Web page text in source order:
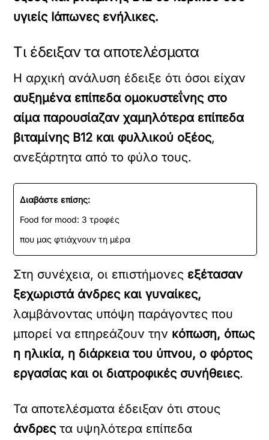
υγιείς Ιάπωνες ενήλικες.
Τι έδειξαν τα αποτελέσματα
Η αρχική ανάλυση έδειξε ότι όσοι είχαν
αυξημένα επίπεδα ομοκυστεΐνης στο
αίμα παρουσίαζαν χαμηλότερα επίπεδα
βιταμίνης Β12 και φυλλικού οξέος,
ανεξάρτητα από το φύλο τους.
Διαβάστε επίσης:
Food for mood: 3 τροφές
που μας φτιάχνουν τη μέρα
Στη συνέχεια, οι επιστήμονες εξέτασαν
ξεχωριστά άνδρες και γυναίκες,
λαμβάνοντας υπόψη παράγοντες που
μπορεί να επηρεάζουν την κόπωση, όπως
η ηλικία, η διάρκεια του ύπνου, ο φόρτος
εργασίας και οι διατροφικές συνήθειες.
Τα αποτελέσματα έδειξαν ότι στους
άνδρεςτα υψηλότερα επίπεδα